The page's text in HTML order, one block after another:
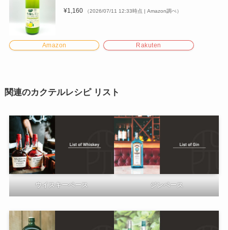
¥1,160 （2026/07/11 12:33時点 | Amazon調べ）
Amazon Rakuten
関連のカクテルレシピ リスト
ウイスキーベース ジンベース